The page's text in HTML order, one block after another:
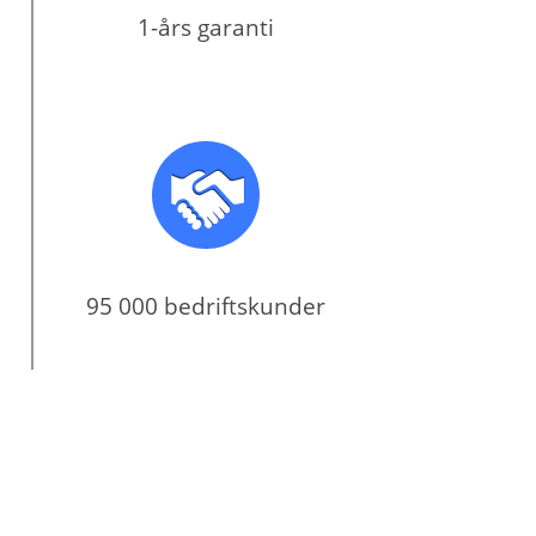
1-års garanti
95 000 bedriftskunder